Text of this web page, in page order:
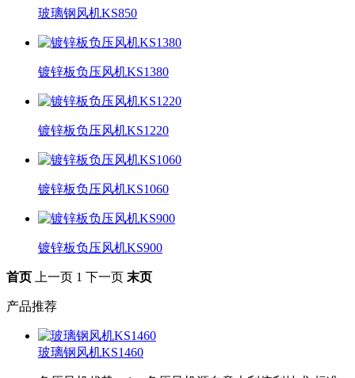
玻璃钢风机KS850
镀锌板负压风机KS1380
镀锌板负压风机KS1220
镀锌板负压风机KS1060
镀锌板负压风机KS900
首页 上一页 1 下一页 末页
产品推荐
玻璃钢风机KS1460